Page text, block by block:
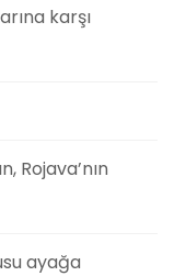
karşı
Rojava’nın
ayağa